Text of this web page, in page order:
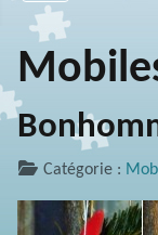
Catégorie :